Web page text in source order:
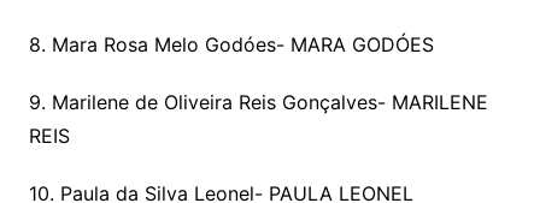
8. Mara Rosa Melo Godóes- MARA GODÓES
9. Marilene de Oliveira Reis Gonçalves- MARILENE
REIS
10. Paula da Silva Leonel- PAULA LEONEL